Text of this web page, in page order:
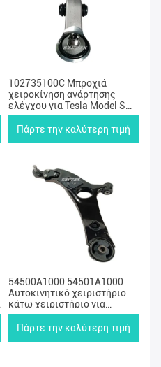
102735100C Μπροχιά
χειροκίνηση ανάρτησης
ελέγχου για Tesla Model S
Model X 2012-2021
Πάρτε την καλύτερη τιμή
54500A1000 54501A1000
Αυτοκινητικό χειριστήριο
κάτω χειριστήριο για
Hyundai Kia Front Position
Unit
Πάρτε την καλύτερη τιμή